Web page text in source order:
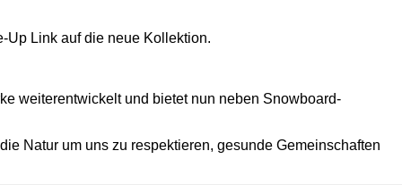
Up Link auf die neue Kollektion.
weiterentwickelt und bietet nun neben Snowboard-
Natur um uns zu respektieren, gesunde Gemeinschaften